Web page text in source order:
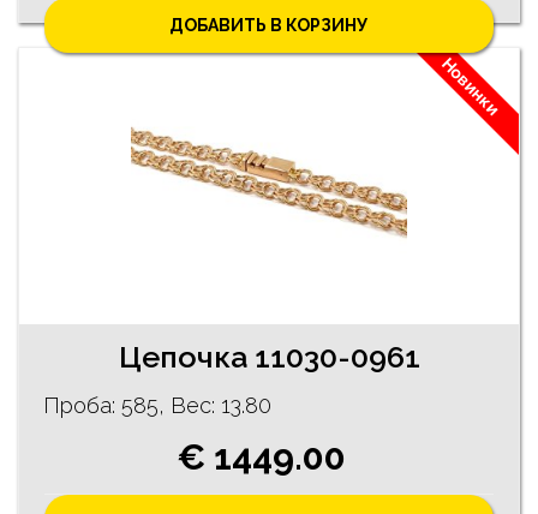
ДОБАВИТЬ В КОРЗИНУ
Новинки
Цепочка 11030-0961
Проба: 585, Bес: 13.80
€ 1449.00